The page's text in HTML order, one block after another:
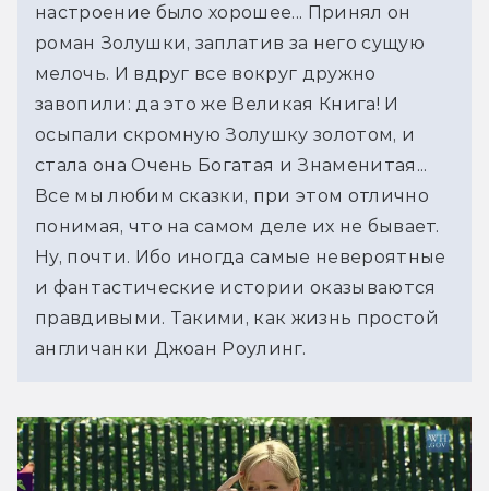
настроение было хорошее... Принял он
роман Золушки, заплатив за него сущую
мелочь. И вдруг все вокруг дружно
завопили: да это же Великая Книга! И
осыпали скромную Золушку золотом, и
стала она Очень Богатая и Знаменитая...
Все мы любим сказки, при этом отлично
понимая, что на самом деле их не бывает.
Ну, почти. Ибо иногда самые невероятные
и фантастические истории оказываются
правдивыми. Такими, как жизнь простой
англичанки Джоан Роулинг.